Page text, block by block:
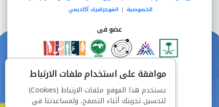
الخصوصية | انفوجرافيك أكاديمي
عضو فى
دفع آمن من خلال
موافقة على استخدام ملفات الارتباط
يستخدم هذا الموقع ملفات الارتباط (Cookies)
لتحسين تجربتك أثناء التصفح، ولمساعدتنا في